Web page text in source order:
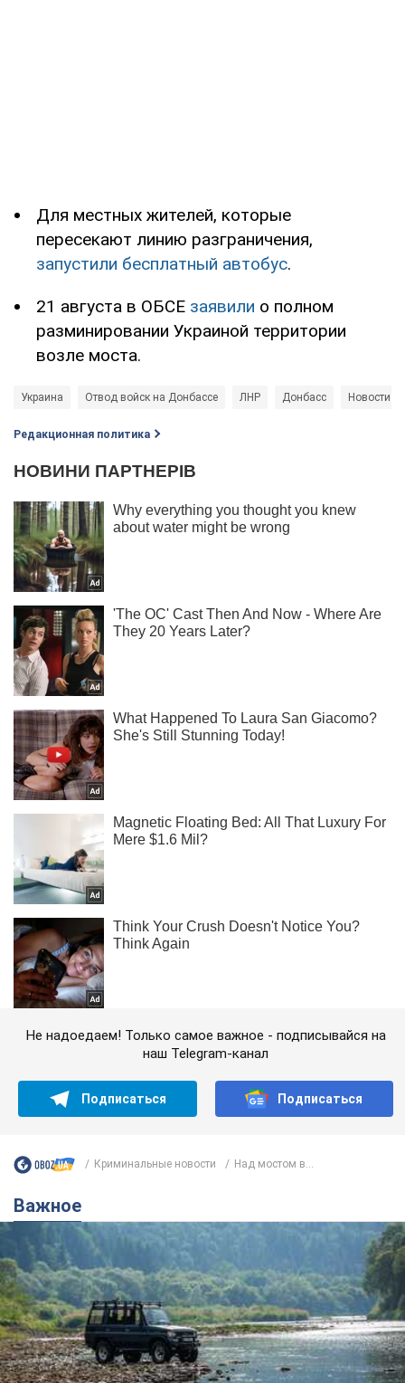
Для местных жителей, которые
пересекают линию разграничения,
запустили бесплатный автобус.
21 августа в ОБСЕ заявили о полном
разминировании Украиной территории
возле моста.
Украина Отвод войск на Донбассе ЛНР Донбасс Новости
Редакционная политика
Не надоедаем! Только самое важное - подписывайся на
наш Telegram-канал
Подписаться Подписаться
Криминальные новости Над мостом в...
Важное